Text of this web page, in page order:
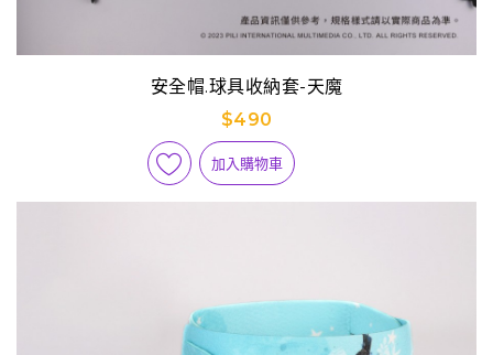
安全帽.球具收納套-天魔
$490
加入購物車